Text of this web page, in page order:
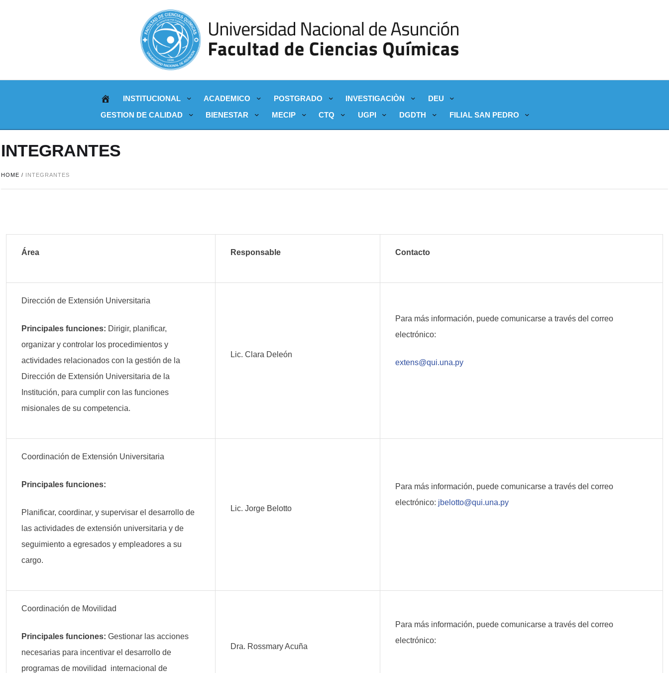
INSTITUCIONAL ACADEMICO POSTGRADO INVESTIGACIÒN
DEU
GESTION DE CALIDAD
BIENESTAR MECIP CTQ UGPI DGDTH FILIAL SAN PEDRO
INTEGRANTES
HOME / INTEGRANTES
Área Responsable Contacto
Dirección de Extensión Universitaria
Principales funciones: Dirigir, planificar,
organizar y controlar los procedimientos y
actividades relacionados con la gestión de la
Dirección de Extensión Universitaria de la
Institución, para cumplir con las funciones
misionales de su competencia.
Lic. Clara Deleón
Para más información, puede comunicarse a través del correo
electrónico:
extens@qui.una.py
Coordinación de Extensión Universitaria
Principales funciones:
Planificar, coordinar, y supervisar el desarrollo de
las actividades de extensión universitaria y de
seguimiento a egresados y empleadores a su
cargo.
Lic. Jorge Belotto
Para más información, puede comunicarse a través del correo
electrónico: jbelotto@qui.una.py
Coordinación de Movilidad
Principales funciones: Gestionar las acciones
necesarias para incentivar el desarrollo de
programas de movilidad internacional de
Dra. Rossmary Acuña
Para más información, puede comunicarse a través del correo
electrónico: